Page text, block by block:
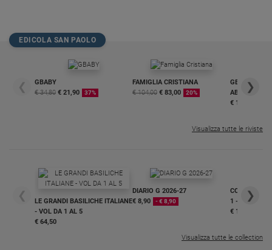
EDICOLA SAN PAOLO
❮
GBABY
€ 34,80 € 21,90 37%
FAMIGLIA CRISTIANA
€ 104,00 € 83,00 20%
GBABY
€ 16,99
❯
Visualizza tutte le riviste
❮
LE GRANDI BASILICHE ITALIANE
- VOL DA 1 AL 5
€ 64,50
DIARIO G 2026-27
€ 8,90
- € 8,90
COLLANA
1 - 2
€ 18,50
❯
Visualizza tutte le collection